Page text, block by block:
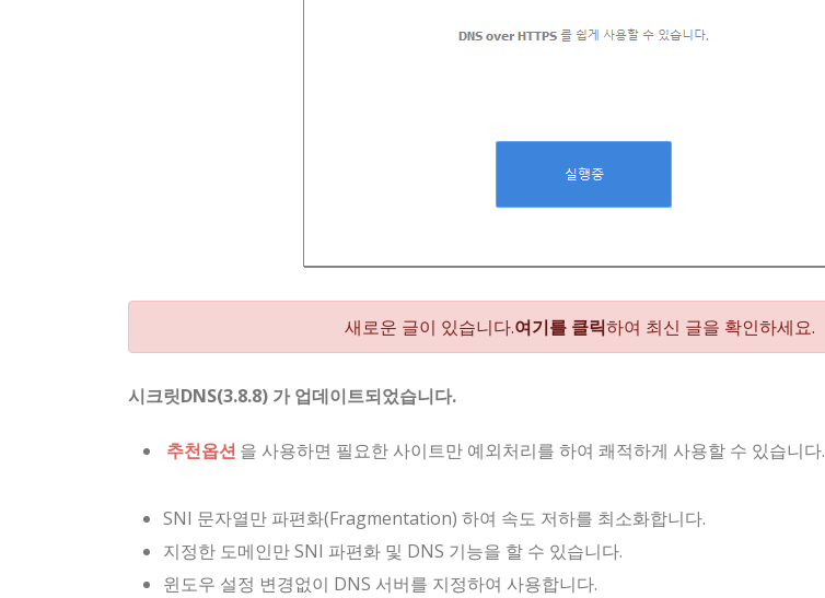
새로운 글이 있습니다.여기를 클릭하여 최신 글을 확인하세요.
시크릿DNS(3.8.8) 가 업데이트되었습니다.
추천옵션 을 사용하면 필요한 사이트만 예외처리를 하여 쾌적하게 사용할 수 있습니다.
SNI 문자열만 파편화(Fragmentation) 하여 속도 저하를 최소화합니다.
지정한 도메인만 SNI 파편화 및 DNS 기능을 할 수 있습니다.
윈도우 설정 변경없이 DNS 서버를 지정하여 사용합니다.